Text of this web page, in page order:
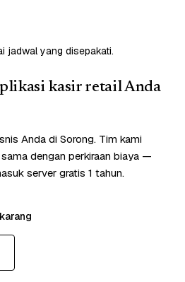
jadwal yang disepakati.
kasir retail Anda
Anda di Sorong. Tim kami
dengan perkiraan biaya —
server gratis 1 tahun.